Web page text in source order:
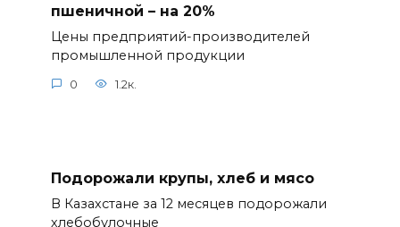
пшеничной – на 20%
Цены предприятий-производителей
промышленной продукции
0 1.2к.
Подорожали крупы, хлеб и мясо
В Казахстане за 12 месяцев подорожали
хлебобулочные